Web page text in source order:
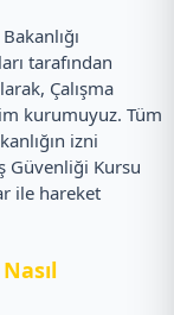
tarafından
Çalışma
kurumuyuz. Tüm
izni
Güvenliği Kursu
ile hareket